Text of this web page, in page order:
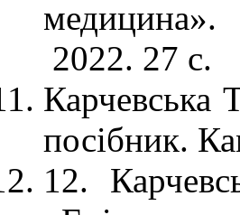
2022. 27 с.
Карчевська
посібник.
12.